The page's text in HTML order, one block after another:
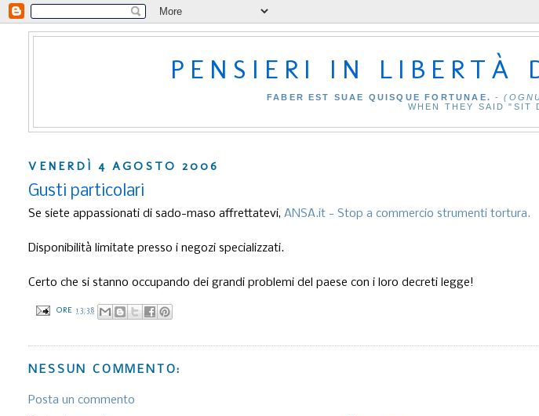
PENSIERI IN LIBERTÀ
FABER EST SUAE QUISQUE FORTUNAE. -
WHEN THEY SAID "SIT
VENERDÌ 4 AGOSTO 2006
Gusti particolari
Se siete appassionati di sado-maso affrettatevi,ANSA.it - Stop a commercio strumenti tortura.
Disponibilità limitate presso i negozi specializzati.
Certo che si stanno occupando dei grandi problemi del paese con i loro decreti legge!
ORE13:38
NESSUN COMMENTO:
Posta un commento